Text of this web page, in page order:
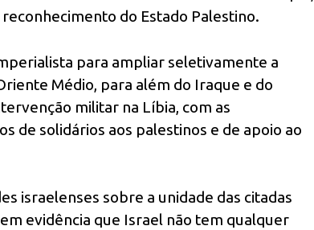
do Estado Palestino.
para ampliar seletivamente a
Médio, para além do Iraque e do
militar na Líbia, com as
de solidários aos palestinos e de apoio ao
israelenses sobre a unidade das citadas
evidência que Israel não tem qualquer